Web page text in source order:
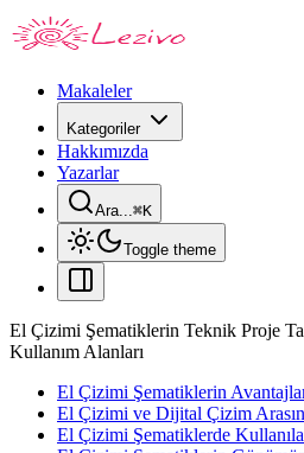
Makaleler
Kategoriler
Hakkımızda
Yazarlar
Ara...⌘K
Toggle theme
El Çizimi Şematiklerin Teknik Proje
Kullanım Alanları
El Çizimi Şematiklerin
El Çizimi ve Dijital Çizim
El Çizimi Şematiklerde